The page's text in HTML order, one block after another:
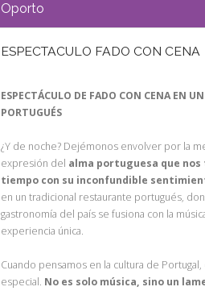
Oporto
ESPECTACULO FADO CON CENA
ESPECTÁCULO DE FADO CON CENA EN
PORTUGUÉS
¿Y de noche? Dejémonos envolver por la
expresión del alma portuguesa que
tiempo con su inconfundible
en un tradicional restaurante portugués,
gastronomía del país se fusiona con la
experiencia única.
Cuando pensamos en la cultura de
especial. No es solo música, sino un